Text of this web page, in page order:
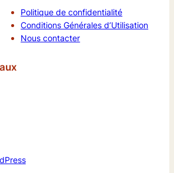
Politique de confidentialité
Conditions Générales d’Utilisation
Nous contacter